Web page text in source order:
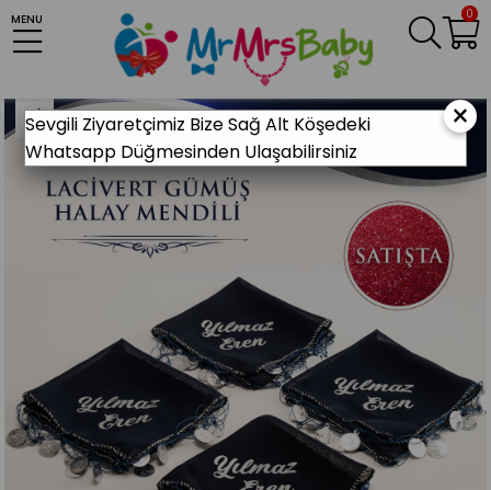
0
MENU
Anasayfa KINA MALZEMELERİ Gelin Kına Gecesi
Kına Halay Mendili El Yapımı Lacivert Gümüş Kına Halay Mendili
×
Sevgili Ziyaretçimiz Bize Sağ Alt Köşedeki
Whatsapp Düğmesinden Ulaşabilirsiniz